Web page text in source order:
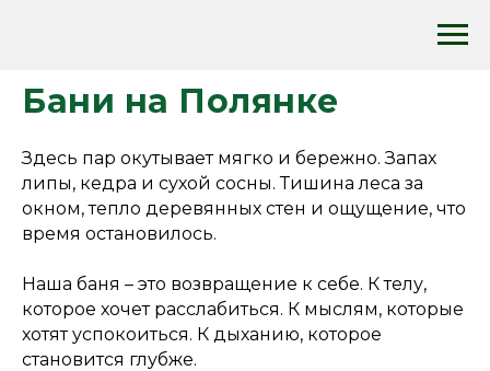
Бани на Полянке
Здесь пар окутывает мягко и бережно. Запах
липы, кедра и сухой сосны. Тишина леса за
окном, тепло деревянных стен и ощущение, что
время остановилось.
Наша баня – это возвращение к себе. К телу,
которое хочет расслабиться. К мыслям, которые
хотят успокоиться. К дыханию, которое
становится глубже.